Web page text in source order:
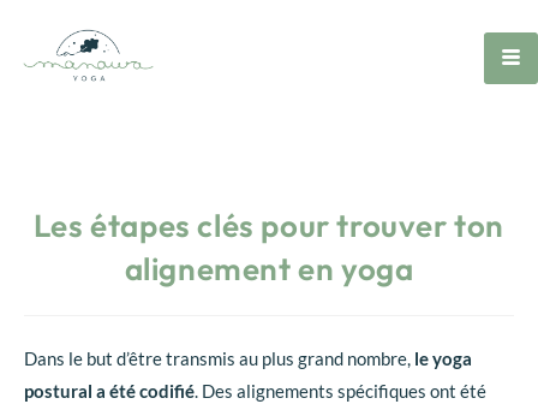
Les étapes clés pour trouver ton
alignement en yoga
Dans le but d’être transmis au plus grand nombre, le yoga
postural a été codifié. Des alignements spécifiques ont été